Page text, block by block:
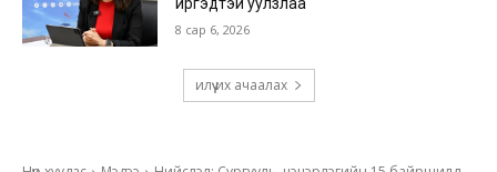
иргэдтэй уулзлаа
8 сар 6, 2026
илүү их ачаалах